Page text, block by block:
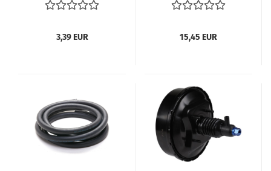
Befestigung Feder VW
Karmann Ghia vergl.
211609185A
3,39 EUR
1967-7.79 1m
15,45 EUR